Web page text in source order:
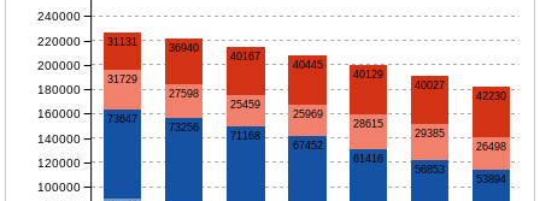
73647
73256
71168
67452
61416
56853
53894
31729
27598
25459
25969
28615
29385
26498
31131
36940
40167
40445
40129
40027
42230
100000
120000
140000
160000
180000
200000
220000
240000